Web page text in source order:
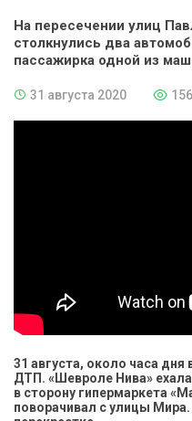
На пересечении улиц
столкнулись два
пассажирка одной из
31 августа 2020
31 августа, около часа
ДТП. «Шевроле Нива»
в сторону гипермаркета
поворачивал с улицы